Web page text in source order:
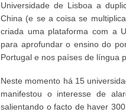
Universidade de Lisboa a
China (e se a coisa se
criada uma plataforma com a
para aprofundar o ensino do
Portugal e nos países de língua
Neste momento há 15
manifestou o interesse de
salientando o facto de haver